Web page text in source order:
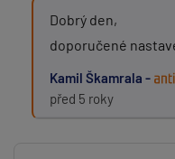
Dobrý den,
doporučené
Kamil Škamrala -
před 5 roky